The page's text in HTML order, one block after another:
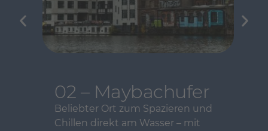
02 – Maybachufer
Beliebter Ort zum Spazieren und
Chillen direkt am Wasser – mit